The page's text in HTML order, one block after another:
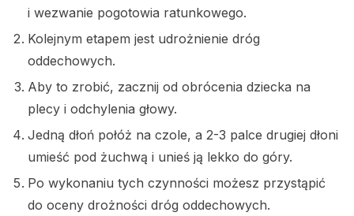
i wezwanie pogotowia ratunkowego.
Kolejnym etapem jest udrożnienie dróg
oddechowych.
Aby to zrobić, zacznij od obrócenia dziecka na
plecy i odchylenia głowy.
Jedną dłoń połóż na czole, a 2-3 palce drugiej dłoni
umieść pod żuchwą i unieś ją lekko do góry.
Po wykonaniu tych czynności możesz przystąpić
do oceny drożności dróg oddechowych.